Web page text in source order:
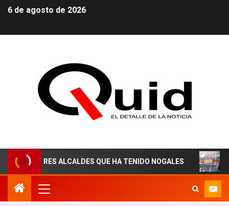
6 de agosto de 2026
ALCALDES QUE HA TENIDO NOGALES ¡AGUAS